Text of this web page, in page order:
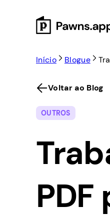
Início Blogue
Voltar ao Blog
OUTROS